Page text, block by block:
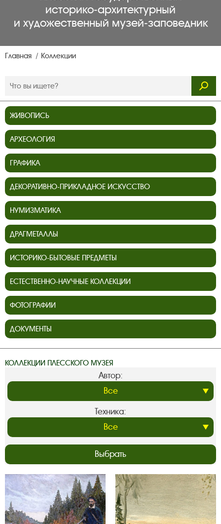
историко‑архитектурный
и художественный музей‑заповедник
Главная Коллекции
ЖИВОПИСЬ
АРХЕОЛОГИЯ
ГРАФИКА
ДЕКОРАТИВНО-ПРИКЛАДНОЕ ИСКУССТВО
НУМИЗМАТИКА
ДРАГМЕТАЛЛЫ
ИСТОРИКО-БЫТОВЫЕ ПРЕДМЕТЫ
ЕСТЕСТВЕННО-НАУЧНЫЕ КОЛЛЕКЦИИ
ФОТОГРАФИИ
ДОКУМЕНТЫ
КОЛЛЕКЦИИ ПЛЕССКОГО МУЗЕЯ
Автор:
Техника:
Выбрать